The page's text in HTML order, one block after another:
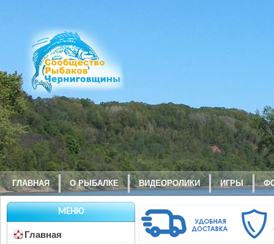
ГЛАВНАЯ О РЫБАЛКЕ ВИДЕОРОЛИКИ ИГРЫ
МЕНЮ
Главная